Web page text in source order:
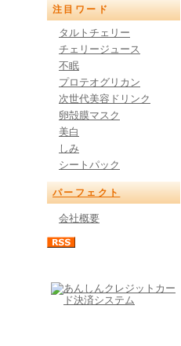
注目ワード
タルトチェリー
チェリージュース
不眠
プロテオグリカン
次世代美容ドリンク
卵殻膜マスク
美白
しみ
シートパック
パーフェクト
会社概要